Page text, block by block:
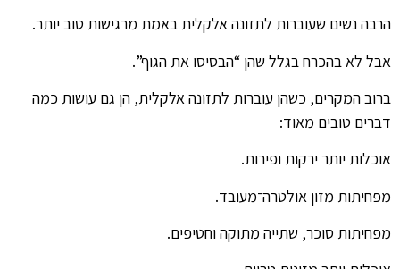
הרבה נשים שעוברות לתזונה אלקלית באמת מרגישות טוב יותר.
אבל לא בהכרח בגלל שהן “הבסיסו את הגוף”.
ברוב המקרים, כשהן עוברות לתזונה אלקלית, הן גם עושות כמה
דברים טובים מאוד:
אוכלות יותר ירקות ופירות.
מפחיתות מזון אולטרה־מעובד.
מפחיתות סוכר, שתייה מתוקה וחטיפים.